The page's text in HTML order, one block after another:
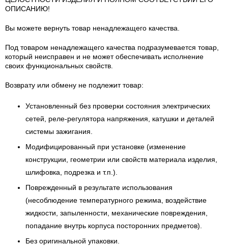
ОПИСАНИЮ!
Вы можете вернуть товар ненадлежащего качества.
Под товаром ненадлежащего качества подразумевается товар,
который неисправен и не может обеспечивать исполнение
своих функциональных свойств.
Возврату или обмену не подлежит товар:
Установленный без проверки состояния электрических
сетей, реле-регулятора напряжения, катушки и деталей
системы зажигания.
Модифицированный при установке (изменение
конструкции, геометрии или свойств материала изделия,
шлифовка, подрезка и т.п.).
Поврежденный в результате использования
(несоблюдение температурного режима, воздействие
жидкости, запыленности, механические повреждения,
попадание внутрь корпуса посторонних предметов).
Без оригинальной упаковки.